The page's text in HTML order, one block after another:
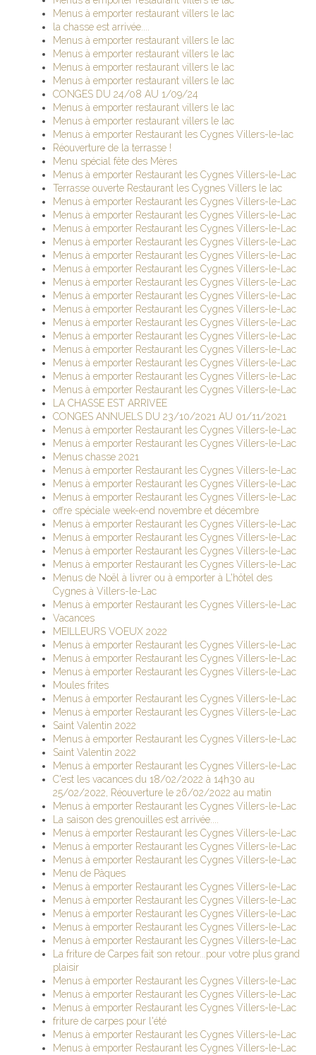
Menus à emporter restaurant villers le lac
la chasse est arrivée....
Menus à emporter restaurant villers le lac
Menus à emporter restaurant villers le lac
Menus à emporter restaurant villers le lac
Menus à emporter restaurant villers le lac
CONGES DU 24/08 AU 1/09/24
Menus à emporter restaurant villers le lac
Menus à emporter restaurant villers le lac
Menus à emporter Restaurant les Cygnes Villers-le-lac
Réouverture de la terrasse !
Menu spécial fête des Mères
Menus à emporter Restaurant les Cygnes Villers-le-Lac
Terrasse ouverte Restaurant les Cygnes Villers le lac
Menus à emporter Restaurant les Cygnes Villers-le-Lac
Menus à emporter Restaurant les Cygnes Villers-le-Lac
Menus à emporter Restaurant les Cygnes Villers-le-Lac
Menus à emporter Restaurant les Cygnes Villers-le-Lac
Menus à emporter Restaurant les Cygnes Villers-le-Lac
Menus à emporter Restaurant les Cygnes Villers-le-Lac
Menus à emporter Restaurant les Cygnes Villers-le-Lac
Menus à emporter Restaurant les Cygnes Villers-le-Lac
Menus à emporter Restaurant les Cygnes Villers-le-Lac
Menus à emporter Restaurant les Cygnes Villers-le-Lac
Menus à emporter Restaurant les Cygnes Villers-le-Lac
Menus à emporter Restaurant les Cygnes Villers-le-Lac
Menus à emporter Restaurant les Cygnes Villers-le-Lac
Menus à emporter Restaurant les Cygnes Villers-le-Lac
Menus à emporter Restaurant les Cygnes Villers-le-Lac
LA CHASSE EST ARRIVEE
CONGES ANNUELS DU 23/10/2021 AU 01/11/2021
Menus à emporter Restaurant les Cygnes Villers-le-Lac
Menus à emporter Restaurant les Cygnes Villers-le-Lac
Menus chasse 2021
Menus à emporter Restaurant les Cygnes Villers-le-Lac
Menus à emporter Restaurant les Cygnes Villers-le-Lac
Menus à emporter Restaurant les Cygnes Villers-le-Lac
offre spéciale week-end novembre et décembre
Menus à emporter Restaurant les Cygnes Villers-le-Lac
Menus à emporter Restaurant les Cygnes Villers-le-Lac
Menus à emporter Restaurant les Cygnes Villers-le-Lac
Menus à emporter Restaurant les Cygnes Villers-le-Lac
Menus de Noël à livrer ou à emporter à L'hôtel des
Cygnes à Villers-le-Lac
Menus à emporter Restaurant les Cygnes Villers-le-Lac
Vacances
MEILLEURS VOEUX 2022
Menus à emporter Restaurant les Cygnes Villers-le-Lac
Menus à emporter Restaurant les Cygnes Villers-le-Lac
Menus à emporter Restaurant les Cygnes Villers-le-Lac
Moules frites
Menus à emporter Restaurant les Cygnes Villers-le-Lac
Menus à emporter Restaurant les Cygnes Villers-le-Lac
Saint Valentin 2022
Menus à emporter Restaurant les Cygnes Villers-le-Lac
Saint Valentin 2022
Menus à emporter Restaurant les Cygnes Villers-le-Lac
C'est les vacances du 18/02/2022 à 14h30 au
25/02/2022, Réouverture le 26/02/2022 au matin
Menus à emporter Restaurant les Cygnes Villers-le-Lac
La saison des grenouilles est arrivée....
Menus à emporter Restaurant les Cygnes Villers-le-Lac
Menus à emporter Restaurant les Cygnes Villers-le-Lac
Menus à emporter Restaurant les Cygnes Villers-le-Lac
Menu de Pâques
Menus à emporter Restaurant les Cygnes Villers-le-Lac
Menus à emporter Restaurant les Cygnes Villers-le-Lac
Menus à emporter Restaurant les Cygnes Villers-le-Lac
Menus à emporter Restaurant les Cygnes Villers-le-Lac
Menus à emporter Restaurant les Cygnes Villers-le-Lac
La friture de Carpes fait son retour...pour votre plus grand
plaisir
Menus à emporter Restaurant les Cygnes Villers-le-Lac
Menus à emporter Restaurant les Cygnes Villers-le-Lac
Menus à emporter Restaurant les Cygnes Villers-le-Lac
friture de carpes pour l'été
Menus à emporter Restaurant les Cygnes Villers-le-Lac
Menus à emporter Restaurant les Cygnes Villers-le-Lac